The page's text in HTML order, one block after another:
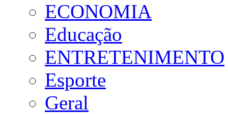
ECONOMIA
Educação
ENTRETENIMENTO
Esporte
Geral